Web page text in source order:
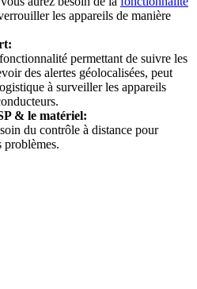
les appareils de manière
permettant de suivre les
des alertes géolocalisées, peut
à surveiller les appareils
& le matériel:
du contrôle à distance pour
problèmes.